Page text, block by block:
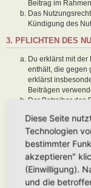
Beitrag im
Das
Kündigung des
3. PFLICHTEN DES
Du erklärst mit
enthält, die gegen
erklärst
Beiträgen
Der Betreiber des
Regeln kann der
dauerhaft von der
Hausverbot
Du nimmst zur
Inhalte von
er nicht zur
Benutzerkonto,
Diese Seite
Technologien
bestimmter
akzeptieren"
(Einwilligung).
und die